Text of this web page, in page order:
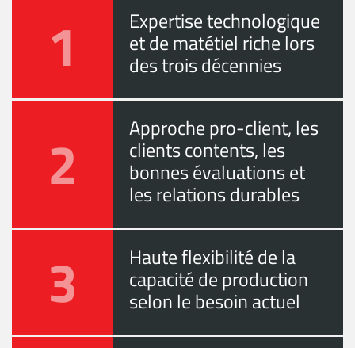
1 Expertise technologique
et de matétiel riche lors
des trois décennies
2 Approche pro-client, les
clients contents, les
bonnes évaluations et
les relations durables
3 Haute flexibilité de la
capacité de production
selon le besoin actuel